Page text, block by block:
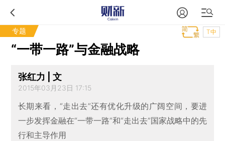
专题 T中
“一带一路”与金融战略
张红力 | 文
2015年03月23日 17:15
长期来看，“走出去”还有优化升级的广阔空间，要进
一步发挥金融在“一带一路”和“走出去”国家战略中的先
行和主导作用